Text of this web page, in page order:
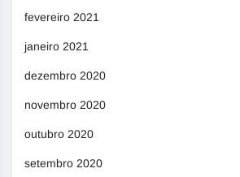
fevereiro 2021
janeiro 2021
dezembro 2020
novembro 2020
outubro 2020
setembro 2020